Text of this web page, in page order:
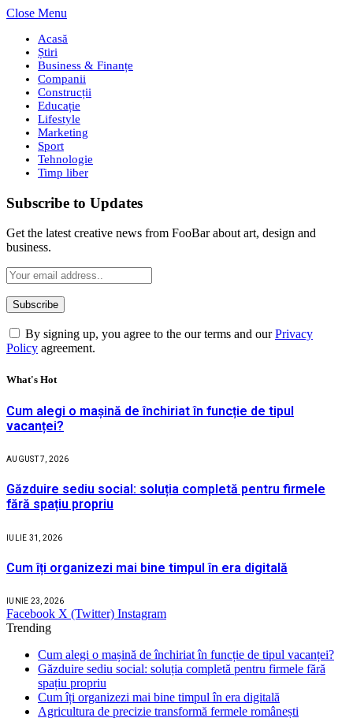
Close Menu
Acasă
Știri
Business & Finanțe
Companii
Construcții
Educație
Lifestyle
Marketing
Sport
Tehnologie
Timp liber
Subscribe to Updates
Get the latest creative news from FooBar about art, design and
business.
By signing up, you agree to the our terms and ourPrivacy
Policy agreement.
What's Hot
Cum alegi o mașină de închiriat în funcție de tipul
vacanței?
AUGUST 7, 2026
Găzduire sediu social: soluția completă pentru firmele
fără spațiu propriu
IULIE 31, 2026
Cum îți organizezi mai bine timpul în era digitală
IUNIE 23, 2026
Facebook X (Twitter) Instagram
Trending
Cum alegi o mașină de închiriat în funcție de tipul vacanței?
Găzduire sediu social: soluția completă pentru firmele fără
spațiu propriu
Cum îți organizezi mai bine timpul în era digitală
Agricultura de precizie transformă fermele românești